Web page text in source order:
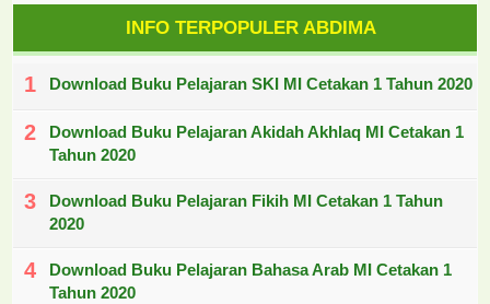
INFO TERPOPULER ABDIMA
Download Buku Pelajaran SKI MI Cetakan 1 Tahun 2020
Download Buku Pelajaran Akidah Akhlaq MI Cetakan 1
Tahun 2020
Download Buku Pelajaran Fikih MI Cetakan 1 Tahun
2020
Download Buku Pelajaran Bahasa Arab MI Cetakan 1
Tahun 2020